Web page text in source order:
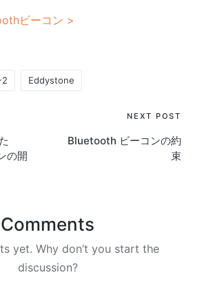
ビーコン >
2 Eddystone
の開
NEXT POST
Bluetooth ビーコンの約
束
Comments
yet. Why don’t you start the
discussion?